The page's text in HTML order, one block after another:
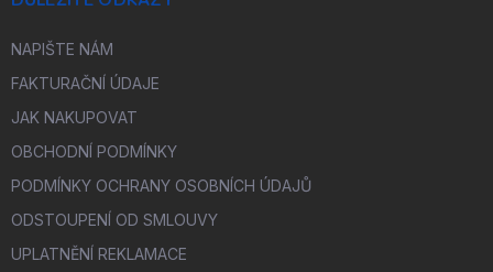
NAPIŠTE NÁM
FAKTURAČNÍ ÚDAJE
JAK NAKUPOVAT
OBCHODNÍ PODMÍNKY
PODMÍNKY OCHRANY OSOBNÍCH ÚDAJŮ
ODSTOUPENÍ OD SMLOUVY
UPLATNĚNÍ REKLAMACE